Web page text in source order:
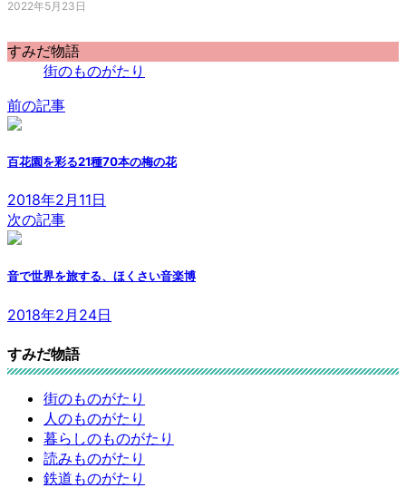
2022年5月23日
すみだ物語
街のものがたり
前の記事
百花園を彩る21種70本の梅の花
2018年2月11日
次の記事
音で世界を旅する、ほくさい音楽博
2018年2月24日
すみだ物語
街のものがたり
人のものがたり
暮らしのものがたり
読みものがたり
鉄道ものがたり